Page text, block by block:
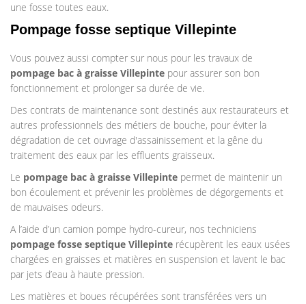
une fosse toutes eaux.
Pompage fosse septique Villepinte
Vous pouvez aussi compter sur nous pour les travaux de
pompage bac à graisse Villepinte pour assurer son bon
fonctionnement et prolonger sa durée de vie.
Des contrats de maintenance sont destinés aux restaurateurs et
autres professionnels des métiers de bouche, pour éviter la
dégradation de cet ouvrage d'assainissement et la gêne du
traitement des eaux par les effluents graisseux.
Le pompage bac à graisse Villepinte permet de maintenir un
bon écoulement et prévenir les problèmes de dégorgements et
de mauvaises odeurs.
A l’aide d’un camion pompe hydro-cureur, nos techniciens
pompage fosse septique Villepinte récupèrent les eaux usées
chargées en graisses et matières en suspension et lavent le bac
par jets d’eau à haute pression.
Les matières et boues récupérées sont transférées vers un